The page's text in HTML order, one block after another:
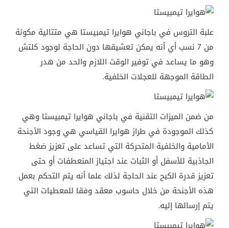
علبة التروس في باجاني هوايرا تيمبيستا هي متتالية مكونة
من 7 نسب أي أنه يمكن تعشيقها دون الحاجة لوجود كلتش
وهو ما يساعد في توفير الوقت اللازم والحد من هدر
الطاقة الموجهة للعجلات الخلفية.
من ضمن الميزات التقنية في باجاني هوايرا تيمبيستا وهي
كذلك الموجودة في طراز هوايرا القياسي هي وجود الأجنحة
الأمامية والخلفية المتحركة التي تساعد على تعزيز ضغط
الجاذبية للأسفل أو الثبات عند اجتياز المنعطفات أو حتى
تعزيز قدرة الكبح عند الحاجة لذلك علما أنه يتم التحكم بعمل
هذه الأجنحة من خلال حاسوب معقد وفقا للمعطيات التي
يتم إرسالها إليه.